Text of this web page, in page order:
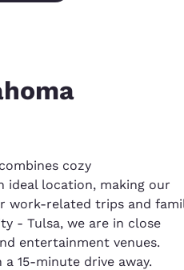
cozy
ideal location, making our
work-related trips and
- Tulsa, we are in close
entertainment venues.
15-minute drive away.